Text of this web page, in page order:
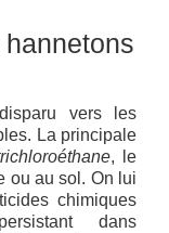
vers les
La principale
, le
ou au sol. On lui
chimiques
dans